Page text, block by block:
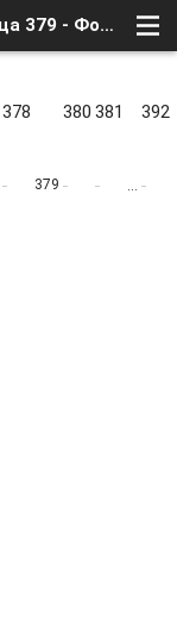
БАР «ШО_ПИТЬ то?» #2 - Страница 379 - Форум
378
379
380 381
…
392